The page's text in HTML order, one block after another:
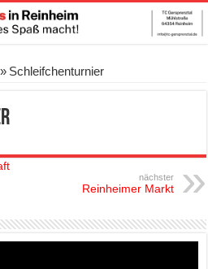
» Schleifchenturnier
nächster
Reinheimer Markt